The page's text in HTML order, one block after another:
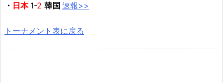
・ 日本 1-2 韓国 速報>>
トーナメント表に戻る